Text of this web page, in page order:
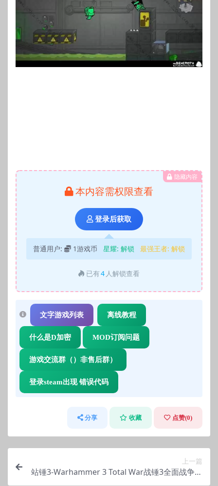
隐藏内容
本内容需权限查看
登录后获取
普通用户: 1游戏币 星耀: 解锁 最强王者: 解锁
已有4 人解锁查看
文字游戏列表 离线教程
什么是D加密 MOD订阅问题
游戏交流群（）非售后群）
登录steam出现 错误代码
分享 收藏 点赞(0)
上一篇
站锤3-Warhammer 3 Total War战锤3全面战争可
玩超凡帝国-D加密